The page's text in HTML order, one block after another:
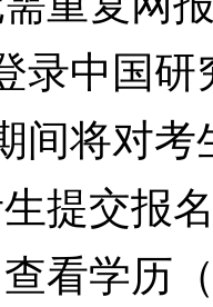
录中国研
将对考
提交报
看学历